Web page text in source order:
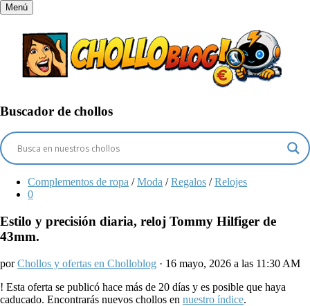
Menú
Buscador de chollos
Complementos de ropa / Moda / Regalos / Relojes
0
Estilo y precisión diaria, reloj Tommy Hilfiger de
43mm.
porChollos y ofertas en Cholloblog · 16 mayo, 2026 a las 11:30 AM
! Esta oferta se publicó hace más de 20 días y es posible que haya
caducado. Encontrarás nuevos chollos en nuestro índice.